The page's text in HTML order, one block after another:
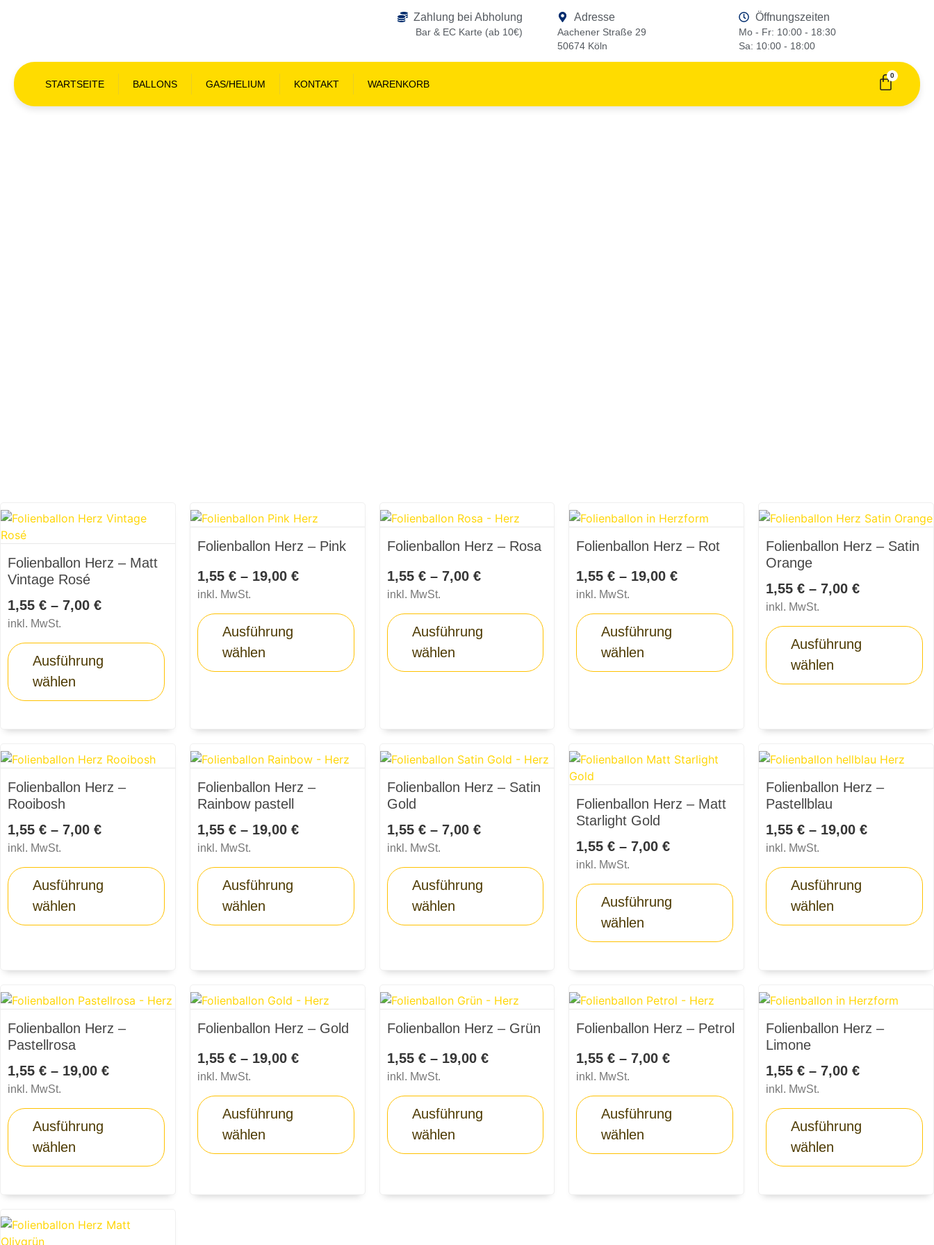
Zahlung bei Abholung
Bar & EC Karte (ab 10€)
Adresse
Aachener Straße 29
50674 Köln
Öffnungszeiten
Mo - Fr: 10:00 - 18:30
Sa: 10:00 - 18:00
STARTSEITE BALLONS GAS/HELIUM KONTAKT WARENKORB
0
Folienballon Herz – Matt
Vintage Rosé
1,55 € – 7,00 €
inkl. MwSt.
Ausführung
wählen
Folienballon Herz – Pink
1,55 €– 19,00 €
inkl. MwSt.
Ausführung
wählen
Folienballon Herz – Rosa
1,55 €– 7,00 €
inkl. MwSt.
Ausführung
wählen
Folienballon Herz – Rot
1,55€ – 19,00€
inkl. MwSt.
Ausführung
wählen
Folienballon Herz – Satin
Orange
1,55€ –7,00€
inkl. MwSt.
Ausführung
wählen
Folienballon Herz –
Rooibosh
1,55 € – 7,00 €
inkl. MwSt.
Ausführung
wählen
Folienballon Herz –
Rainbow pastell
1,55 €– 19,00 €
inkl. MwSt.
Ausführung
wählen
Folienballon Herz – Satin
Gold
1,55 €– 7,00 €
inkl. MwSt.
Ausführung
wählen
Folienballon Herz – Matt
Starlight Gold
1,55€ –7,00€
inkl. MwSt.
Ausführung
wählen
Folienballon Herz –
Pastellblau
1,55€ – 19,00€
inkl. MwSt.
Ausführung
wählen
Folienballon Herz –
Pastellrosa
1,55 € – 19,00 €
inkl. MwSt.
Ausführung
wählen
Folienballon Herz – Gold
1,55 €– 19,00 €
inkl. MwSt.
Ausführung
wählen
Folienballon Herz – Grün
1,55 €– 19,00 €
inkl. MwSt.
Ausführung
wählen
Folienballon Herz – Petrol
1,55€ –7,00€
inkl. MwSt.
Ausführung
wählen
Folienballon Herz –
Limone
1,55€ –7,00€
inkl. MwSt.
Ausführung
wählen